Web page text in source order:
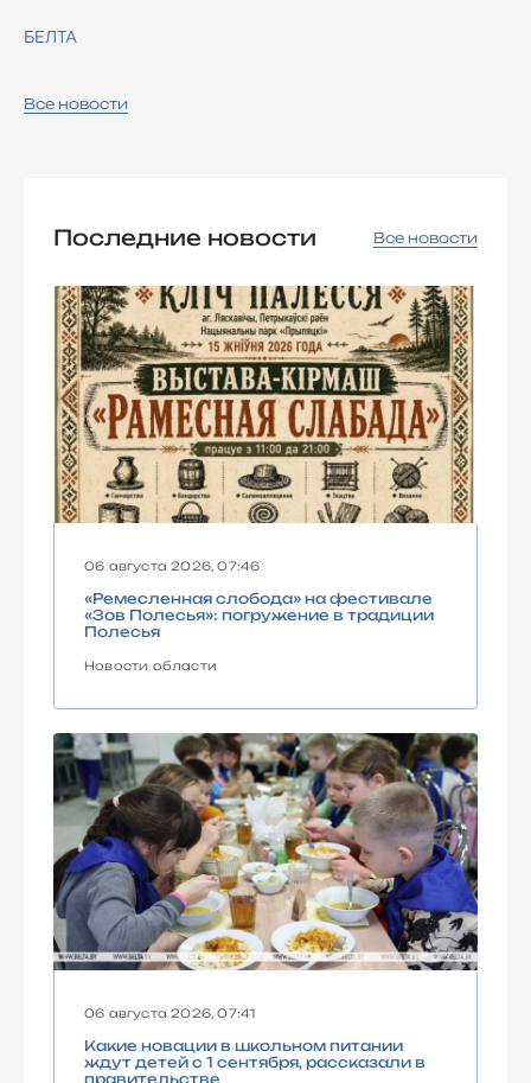
БЕЛТА
Все новости
Последние новости Все новости
06 августа 2026, 07:46
«Ремесленная слобода» на фестивале
«Зов Полесья»: погружение в традиции
Полесья
Новости области
06 августа 2026, 07:41
Какие новации в школьном питании
ждут детей с 1 сентября, рассказали в
правительстве